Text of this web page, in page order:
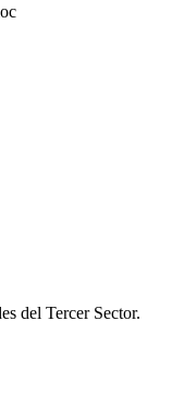
del Tercer Sector.